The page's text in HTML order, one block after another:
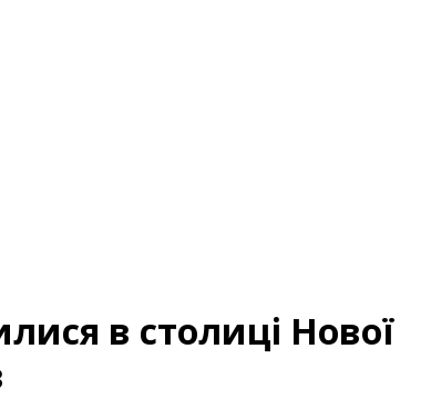
в столиці Нової